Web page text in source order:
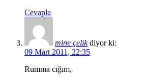
Cevapla
mine çelik diyor ki:
09 Mart 2011, 22:35
Rumma cığım,